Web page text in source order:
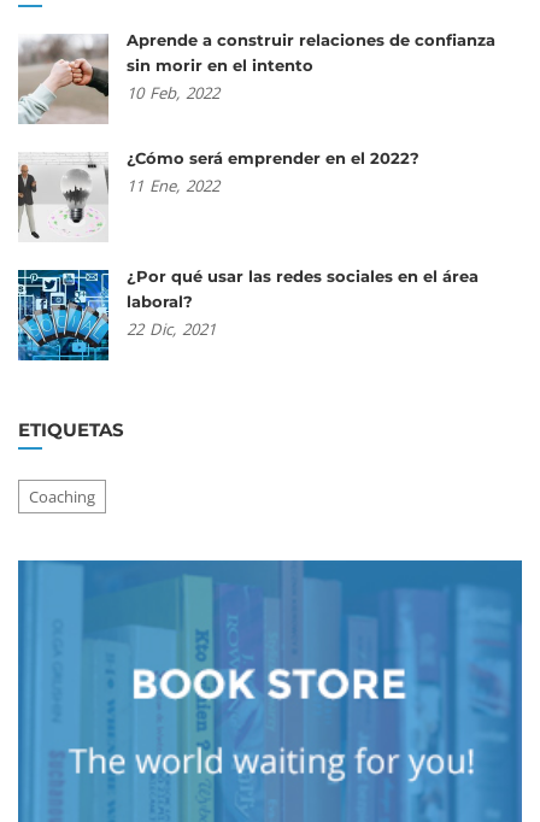
Aprende a construir relaciones de confianza
sin morir en el intento
10 Feb, 2022
¿Cómo será emprender en el 2022?
11 Ene, 2022
¿Por qué usar las redes sociales en el área
laboral?
22 Dic, 2021
ETIQUETAS
Coaching